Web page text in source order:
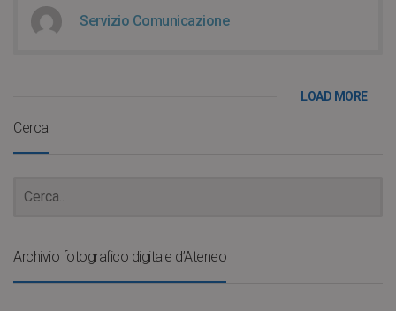
Servizio Comunicazione
LOAD MORE
Cerca
Archivio fotografico digitale d’Ateneo